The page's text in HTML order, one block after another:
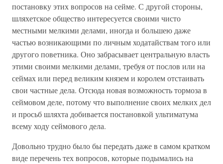
постановку этих вопросов на сейме. С другой стороны,
шляхетское общество интересуется своими чисто
местными мелкими делами, иногда и большею даже
частью возникающими по личным ходатайствам того или
другого поветника. Оно забрасывает центральную власть
этими своими мелкими делами, требуя от послов или на
сеймах или перед великим князем и королем отстаивать
свои частные дела. Отсюда новая возможность тормоза в
сеймовом деле, потому что выполнение своих мелких дел
и просьб шляхта добивается постановкой ультиматума
всему ходу сеймового дела.
Довольно трудно было бы передать даже в самом кратком
виде перечень тех вопросов, которые подымались на